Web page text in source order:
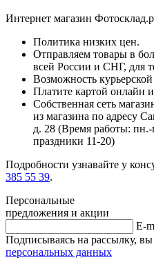
Интернет магазин
Политика низких цен.
Отправляем товары в
всей России и СНГ, для
Возможность
Платите картой онлайн
Собственная сеть
из магазина по адресу
д. 28 (Время работы: пн.-
праздники 11-20)
Подробности узнавайте у
385 55 39.
Персональные
предложения и акции
E-
Подписываясь на рассылку, вы
персональных данных